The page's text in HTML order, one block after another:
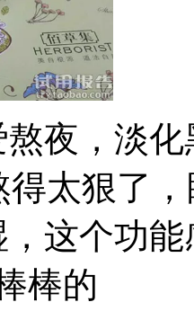
夜，淡
得太狠了
这个功能
棒的